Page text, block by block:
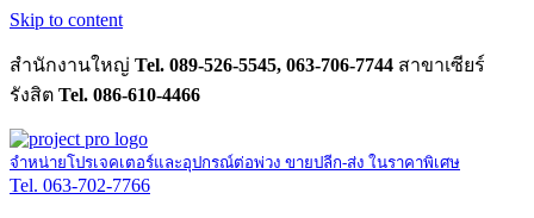
Skip to content
สำนักงานใหญ่ Tel. 089-526-5545, 063-706-7744 สาขาเซียร์
รังสิต Tel. 086-610-4466
จำหน่ายโปรเจคเตอร์และอุปกรณ์ต่อพ่วง ขายปลีก-ส่ง ในราคาพิเศษ
Tel. 063-702-7766